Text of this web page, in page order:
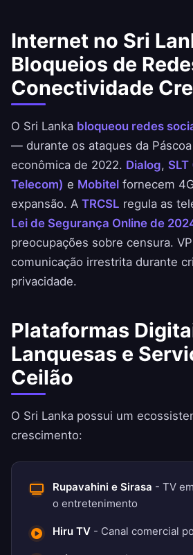
Internet no Sri
Bloqueios de
Conectividade
O Sri Lanka bloqueou redes
— durante os ataques da
econômica de 2022. Dialog, SLT
Telecom) e Mobitel fornecem
expansão. A TRCSL regula as
Lei de Segurança Online de
preocupações sobre censura.
comunicação irrestrita durante
privacidade.
Plataformas
Lanquesas e
Ceilão
O Sri Lanka possui um
crescimento:
Rupavahini e Sirasa - TV
o entretenimento
Hiru TV - Canal comercial